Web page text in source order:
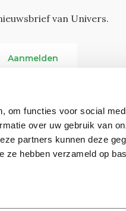
om functies voor social
over uw gebruik van
partners kunnen deze
ze hebben verzameld op
van Univers.
Aanmelden
contact met ons op